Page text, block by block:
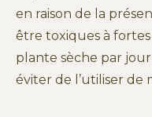
en raison de la
être toxiques à fortes
plante sèche par
éviter de l’utiliser de